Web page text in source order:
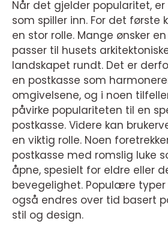
Når det gjelder popularitet,
som spiller inn. For det første
en stor rolle. Mange ønsker
passer til husets
landskapet rundt. Det er
en postkasse som
omgivelsene, og i noen
påvirke populariteten til en
postkasse. Videre kan
en viktig rolle. Noen
postkasse med romslig luke
åpne, spesielt for eldre eller
bevegelighet. Populære typer
også endres over tid basert
stil og design.